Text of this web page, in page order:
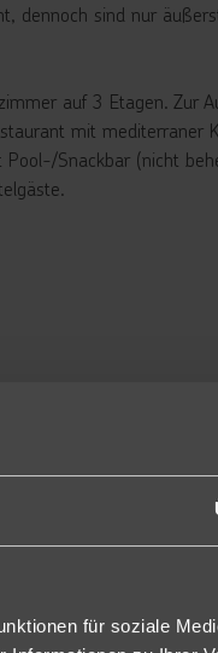
für soziale
dennoch sind nur
auf 3 Etagen. Zur
mit mediterraner
Snackbar (nicht
Ein